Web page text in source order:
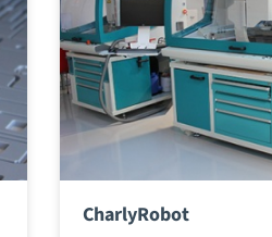
CharlyRobot